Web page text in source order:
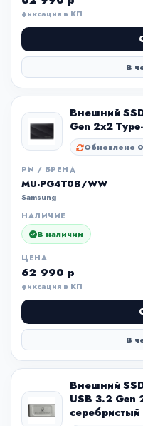
фиксация в КП
В
Внешний
Gen 2x2
Обновлено
PN / БРЕНД
MU-PG4T0B/WW
Samsung
НАЛИЧИЕ
В наличии
ЦЕНА
62 990 р
фиксация в КП
В
Внешний
USB 3.2
серебристый